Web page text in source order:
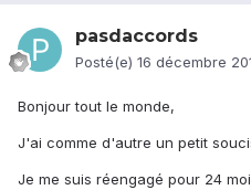
pasdaccords
Posté(e) 16 décembre
Bonjour tout le monde,
J'ai comme d'autre un petit
Je me suis réengagé pour 24